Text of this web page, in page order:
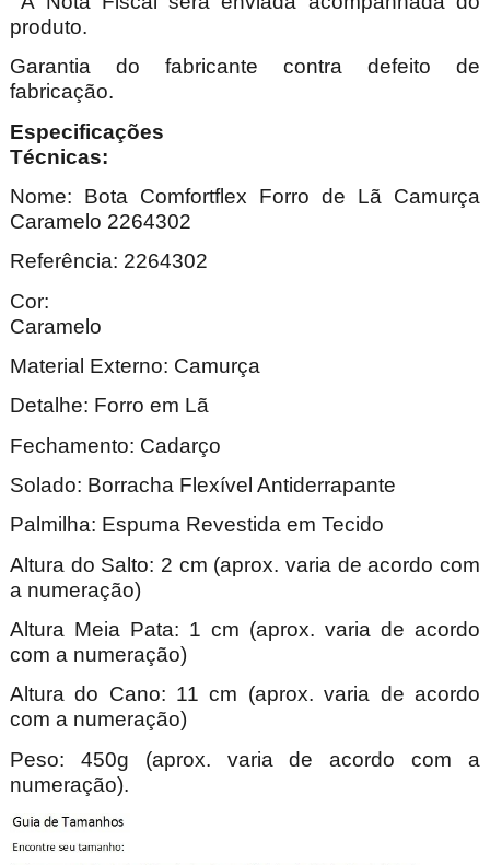
produto.
Garantia do fabricante contra defeito de
fabricação.
Especificações
Nome: Bota Comfortflex Forro de Lã Camurça
Caramelo 2264302
Referência: 2264302
Cor:
Material Externo: Camurça
Detalhe: Forro em Lã
Fechamento: Cadarço
Solado: Borracha Flexível Antiderrapante
Palmilha: Espuma Revestida em Tecido
Altura do Salto: 2 cm (aprox. varia de acordo com
a numeração)
Altura Meia Pata: 1 cm (aprox. varia de acordo
com a numeração)
Altura do Cano: 11 cm (aprox. varia de acordo
com a numeração)
Peso: 450g (aprox. varia de acordo com a
numeração).